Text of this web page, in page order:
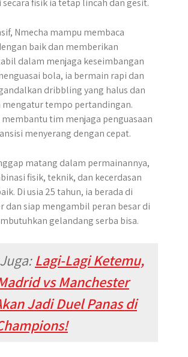
fisik ia tetap lincah dan gesit.
Nmecha mampu membaca
baik dan memberikan
dalam menjaga keseimbangan
bola, ia bermain rapi dan
dribbling yang halus dan
mengatur tempo pertandingan.
tim menjaga penguasaan
menyerang dengan cepat.
matang dalam permainannya,
fisik, teknik, dan kecerdasan
Di usia 25 tahun, ia berada di
dan siap mengambil peran besar di
gelandang serba bisa.
Lagi-Lagi Ketemu,
vs Manchester
Jadi Duel Panas di